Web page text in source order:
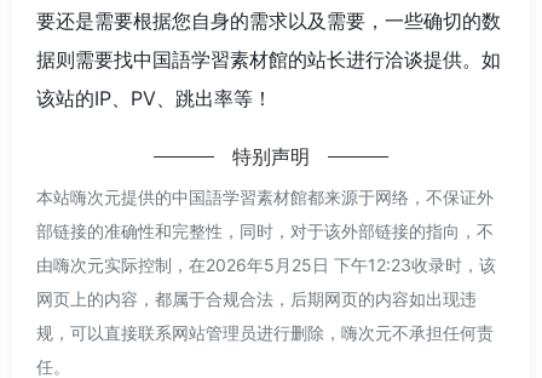
要还是需要根据您自身的需求以及需要，一些确切的数
据则需要找中国語学習素材館的站长进行洽谈提供。如
该站的IP、PV、跳出率等！
特别声明
本站嗨次元提供的中国語学習素材館都来源于网络，不保证外
部链接的准确性和完整性，同时，对于该外部链接的指向，不
由嗨次元实际控制，在2026年5月25日 下午12:23收录时，该
网页上的内容，都属于合规合法，后期网页的内容如出现违
规，可以直接联系网站管理员进行删除，嗨次元不承担任何责
任。